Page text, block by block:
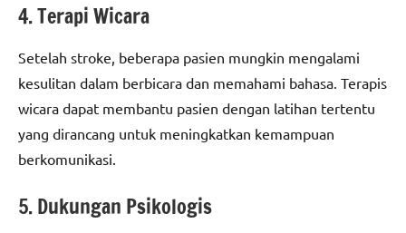
4. Terapi Wicara
Setelah stroke, beberapa pasien mungkin mengalami
kesulitan dalam berbicara dan memahami bahasa. Terapis
wicara dapat membantu pasien dengan latihan tertentu
yang dirancang untuk meningkatkan kemampuan
berkomunikasi.
5. Dukungan Psikologis